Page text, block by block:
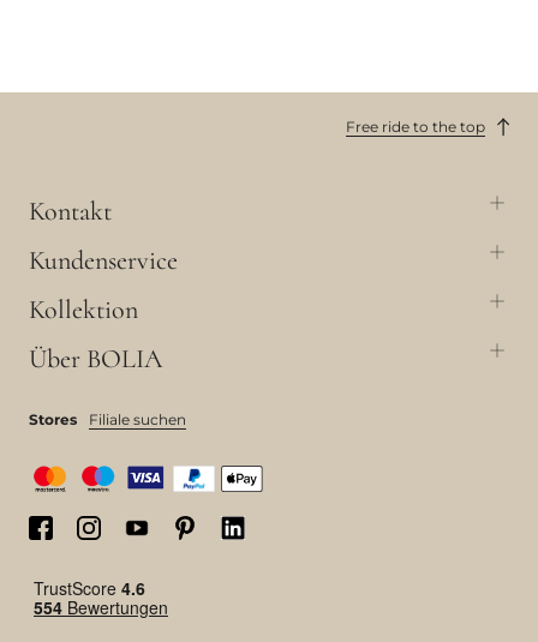
Free ride to the top
Kontakt
Kundenservice
Kollektion
Über BOLIA
Stores Filiale suchen